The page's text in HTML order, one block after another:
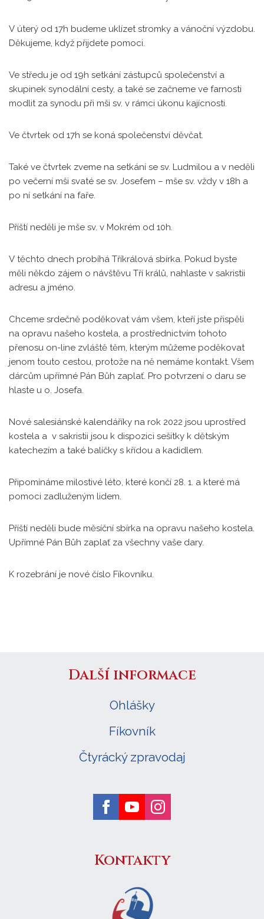
V úterý od 17h budeme uklízet stromky a vánoční výzdobu.
Děkujeme, když přijdete pomoci.
Ve středu je od 19h setkání zástupců společenství a
skupinek synodální cesty, a také se začneme ve farnosti
modlit za synodu při mši sv. v rámci úkonu kajícnosti.
Ve čtvrtek od 17h se koná společenství děvčat.
Také ve čtvrtek zveme na setkání se sv. Ludmilou a v neděli
po večerní mši svaté se sv. Josefem – mše sv. vždy v 18h a
po ní setkání na faře.
Příští neděli je mše sv. v Mokrém od 10h.
V těchto dnech probíhá Tříkrálová sbírka. Pokud byste
měli někdo zájem o návštěvu Tří králů, nahlaste v sakristii
adresu a jméno.
Chceme srdečně poděkovat vám všem, kteří jste přispěli
na opravu našeho kostela, a prostřednictvím tohoto
přenosu on-line zvláště těm, kterým můžeme poděkovat
jenom touto cestou, protože na ně nemáme kontakt. Všem
dárcům upřímné Pán Bůh zaplať. Pro potvrzení o daru se
hlaste u o. Josefa.
Nové salesiánské kalendáříky na rok 2022 jsou uprostřed
kostela a v sakristii jsou k dispozici sešitky k dětským
katechezím a také balíčky s křídou a kadidlem.
Připomínáme milostivé léto, které končí 28. 1. a které má
pomoci zadluženým lidem.
Příští neděli bude měsíční sbírka na opravu našeho kostela.
Upřímné Pán Bůh zaplať za všechny vaše dary.
K rozebrání je nové číslo Fíkovníku.
Další informace
Ohlášky
Fíkovník
Čtyrácký zpravodaj
Kontakty